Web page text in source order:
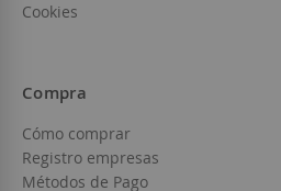
Cookies
Compra
Cómo comprar
Registro empresas
Métodos de Pago